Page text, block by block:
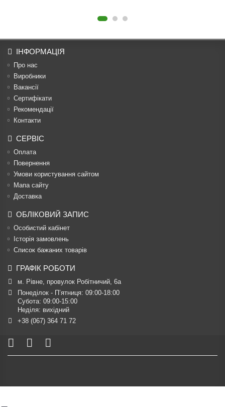
ІНФОРМАЦІЯ
Про нас
Виробники
Вакансії
Сертифікати
Рекомендації
Контакти
СЕРВІС
Оплата
Повернення
Умови користування сайтом
Мапа сайту
Доставка
ОБЛІКОВИЙ ЗАПИС
Особистий кабінет
Історія замовлень
Список бажаних товарів
ГРАФІК РОБОТИ
м. Рівне, провулок Робітничий, 6а
Понеділок - П’ятниця: 09:00-18:00
Субота: 09:00-15:00
Неділя: вихідний
+38 (067) 364 71 72